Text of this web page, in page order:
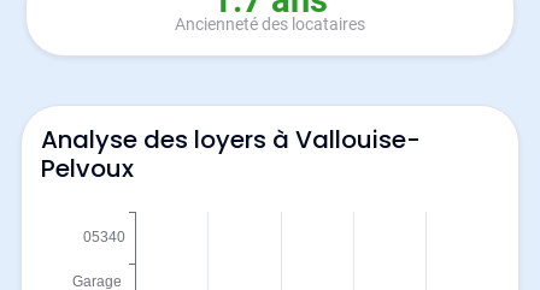
Ancienneté des locataires
Analyse des loyers à Vallouise-
Pelvoux